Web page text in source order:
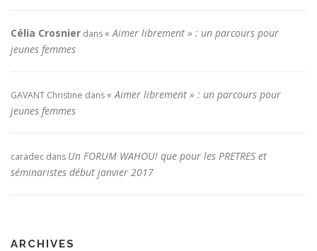
Célia Crosnier dans« Aimer librement » : un parcours pour
jeunes femmes
GAVANT Christine dans« Aimer librement » : un parcours pour
jeunes femmes
caradec dans Un FORUM WAHOU! que pour les PRETRES et
séminaristes début janvier 2017
ARCHIVES